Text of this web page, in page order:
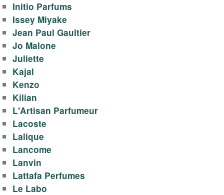
Initio Parfums
Issey Miyake
Jean Paul Gaultier
Jo Malone
Juliette
Kajal
Kenzo
Kilian
L'Artisan Parfumeur
Lacoste
Lalique
Lancome
Lanvin
Lattafa Perfumes
Le Labo